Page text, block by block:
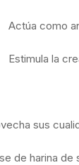
como
la
sus
de harina de